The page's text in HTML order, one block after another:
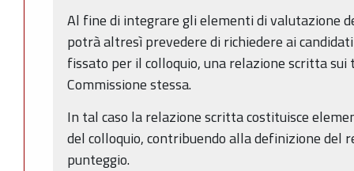
Al fine di integrare gli elementi di valutazione
potrà altresì prevedere di richiedere ai
fissato per il colloquio, una relazione scritta
Commissione stessa.
In tal caso la relazione scritta costituisce
del colloquio, contribuendo alla definizione del
punteggio.